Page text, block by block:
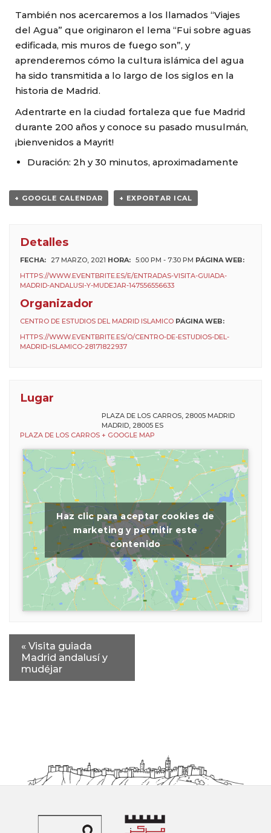
También nos acercaremos a los llamados “Viajes
del Agua” que originaron el lema “Fui sobre aguas
edificada, mis muros de fuego son”, y
aprenderemos cómo la cultura islámica del agua
ha sido transmitida a lo largo de los siglos en la
historia de Madrid.
Adentrarte en la ciudad fortaleza que fue Madrid
durante 200 años y conoce su pasado musulmán,
¡bienvenidos a Mayrit!
Duración: 2h y 30 minutos, aproximadamente
+ GOOGLE CALENDAR + EXPORTAR ICAL
Detalles
FECHA: 27 MARZO, 2021 HORA: 5:00 PM - 7:30 PM PÁGINA WEB:
HTTPS://WWW.EVENTBRITE.ES/E/ENTRADAS-VISITA-GUIADA-
MADRID-ANDALUSI-Y-MUDEJAR-147556556633
Organizador
CENTRO DE ESTUDIOS DEL MADRID ISLAMICO PÁGINA WEB:
HTTPS://WWW.EVENTBRITE.ES/O/CENTRO-DE-ESTUDIOS-DEL-
MADRID-ISLAMICO-28171822937
Lugar
PLAZA DE LOS CARROS
PLAZA DE LOS CARROS, 28005 MADRID
MADRID, 28005 ES
+ GOOGLE MAP
Haz clic para aceptar cookies de
marketing y permitir este
contenido
« Visita guiada
Madrid andalusí y
mudéjar